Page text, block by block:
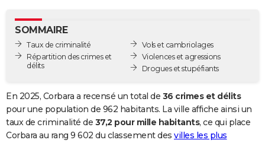
GUIDES D'ACHAT
BONS PLANS
Carte de Noël
Carte Bonne année
Carte Saint-Valentin
Carte Pâques
Carte d'anniversaire
DICTIONNAIRE
Dictionnaire
Biographies
Citations
Expressions
Proverbes
PROGRAMME TV
SOMMAIRE
Taux de criminalité
Répartition des crimes et
délits
Vols et cambriolages
Violences et agressions
Drogues et stupéfiants
En 2025, Corbara a recensé un total de 36 crimes et délits
pour une population de 962 habitants. La ville affiche ainsi un
taux de criminalité de 37,2 pour mille habitants, ce qui place
Corbara au rang 9 602 du classement des villes les plus